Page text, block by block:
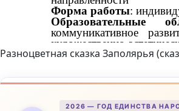
Разноцветная сказка Заполярья
2026 — ГОД ЕДИНСТВА